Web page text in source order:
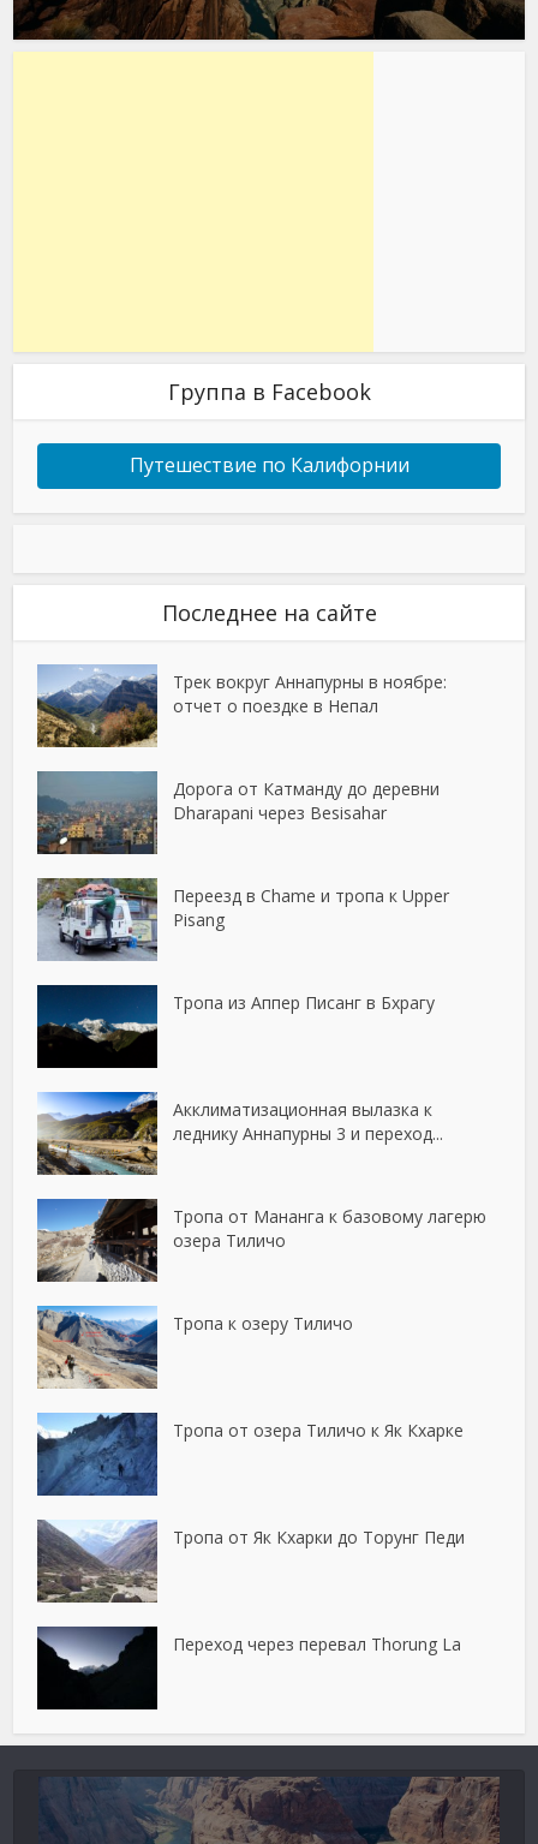
Группа в Facebook
Путешествие по Калифорнии
Последнее на сайте
Трек вокруг Аннапурны в ноябре:
отчет о поездке в Непал
Дорога от Катманду до деревни
Dharapani через Besisahar
Переезд в Chame и тропа к Upper
Pisang
Тропа из Аппер Писанг в Бхрагу
Акклиматизационная вылазка к
леднику Аннапурны 3 и переход...
Тропа от Мананга к базовому лагерю
озера Тиличо
Тропа к озеру Тиличо
Тропа от озера Тиличо к Як Кхарке
Тропа от Як Кхарки до Торунг Педи
Переход через перевал Thorung La